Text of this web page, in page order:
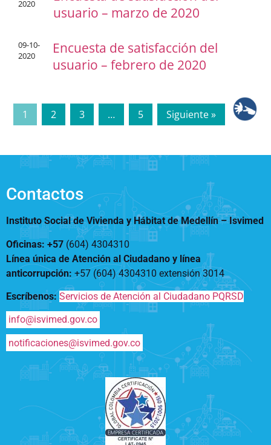
2020
usuario – marzo de 2020
09-10-
2020
Encuesta de satisfacción del
usuario – febrero de 2020
1 2 3 … 5 Siguiente »
Contactos
Instituto Social de Vivienda y Hábitat de Medellín –Isvimed
Oficinas: +57 (604) 4304310
Línea única de Atención al Ciudadano y línea
anticorrupción: +57 (604) 4304310 extensión3014
Escríbenos: Servicios de Atención al Ciudadano PQRSD
info@isvimed.gov.co
notificaciones@isvimed.gov.co